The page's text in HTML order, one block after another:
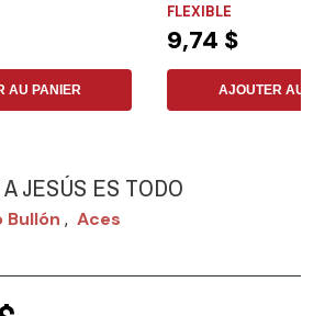
AU PANIER
FLEXIBLE
9,74 $
AJOUTER AU
JESÚS ES TODO
Bullón , Aces